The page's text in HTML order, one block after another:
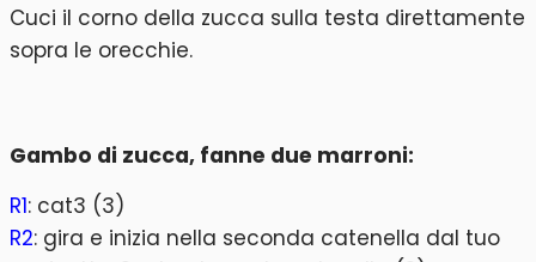
Cuci il corno della zucca sulla testa direttamente
sopra le orecchie.
Gambo di zucca, fanne due marroni:
R1: cat3 (3)
R2: gira e inizia nella seconda catenella dal tuo